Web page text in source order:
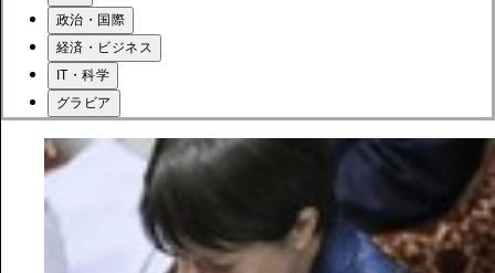
政治・国際
経済・ビジネス
IT・科学
グラビア